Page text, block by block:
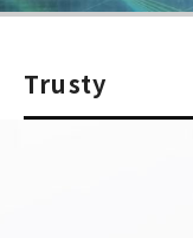
Trusty